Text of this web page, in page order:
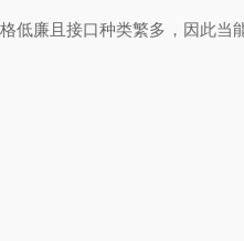
低廉且接口种类繁多，因此当